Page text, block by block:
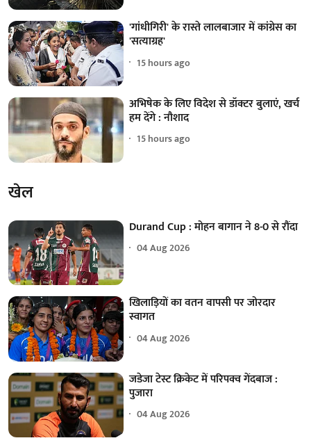
'गांधीगिरी' के रास्ते लालबाजार में कांग्रेस का
'सत्याग्रह'
15 hours ago
अभिषेक के लिए विदेश से डॉक्टर बुलाएं, खर्च
हम देंगे : नौशाद
15 hours ago
खेल
Durand Cup : मोहन बागान ने 8-0 से रौंदा
04 Aug 2026
खिलाड़ियों का वतन वापसी पर जोरदार
स्वागत
04 Aug 2026
जडेजा टेस्ट क्रिकेट में परिपक्व गेंदबाज :
पुजारा
04 Aug 2026